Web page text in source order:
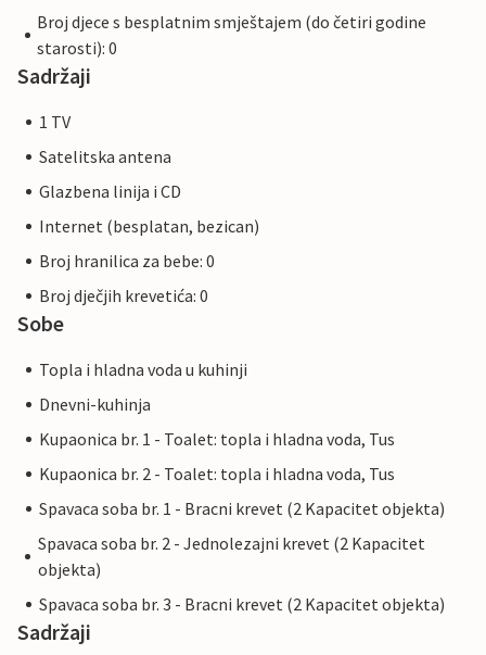
Broj djece s besplatnim smještajem (do četiri godine
starosti): 0
Sadržaji
1 TV
Satelitska antena
Glazbena linija i CD
Internet (besplatan, bezican)
Broj hranilica za bebe: 0
Broj dječjih krevetića: 0
Sobe
Topla i hladna voda u kuhinji
Dnevni-kuhinja
Kupaonica br. 1 - Toalet: topla i hladna voda, Tus
Kupaonica br. 2 - Toalet: topla i hladna voda, Tus
Spavaca soba br. 1 - Bracni krevet (2 Kapacitet objekta)
Spavaca soba br. 2 - Jednolezajni krevet (2 Kapacitet
objekta)
Spavaca soba br. 3 - Bracni krevet (2 Kapacitet objekta)
Sadržaji